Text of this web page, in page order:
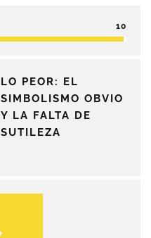
10
LO PEOR: EL
SIMBOLISMO OBVIO
Y LA FALTA DE
SUTILEZA